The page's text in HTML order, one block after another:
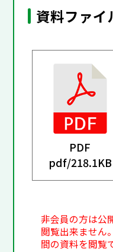
資料ファイ
PDF
pdf/218.1KB
非会員の方は公
閲覧出来ません
間の資料を閲覧